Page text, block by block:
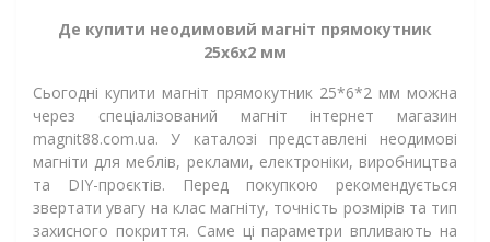
Де купити неодимовий магніт прямокутник
25х6х2 мм
Сьогодні купити магніт прямокутник 25*6*2 мм можна
через спеціалізований магніт інтернет магазин
magnit88.com.ua. У каталозі представлені неодимові
магніти для меблів, реклами, електроніки, виробництва
та DIY-проєктів. Перед покупкою рекомендується
звертати увагу на клас магніту, точність розмірів та тип
захисного покриття. Саме ці параметри впливають на